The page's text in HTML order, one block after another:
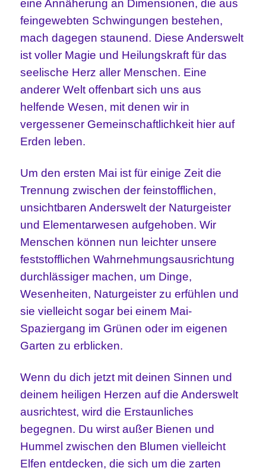
eine Annäherung an Dimensionen, die aus
feingewebten Schwingungen bestehen,
mach dagegen staunend. Diese Anderswelt
ist voller Magie und Heilungskraft für das
seelische Herz aller Menschen. Eine
anderer Welt offenbart sich uns aus
helfende Wesen, mit denen wir in
vergessener Gemeinschaftlichkeit hier auf
Erden leben.
Um den ersten Mai ist für einige Zeit die
Trennung zwischen der feinstofflichen,
unsichtbaren Anderswelt der Naturgeister
und Elementarwesen aufgehoben. Wir
Menschen können nun leichter unsere
feststofflichen Wahrnehmungsausrichtung
durchlässiger machen, um Dinge,
Wesenheiten, Naturgeister zu erfühlen und
sie vielleicht sogar bei einem Mai-
Spaziergang im Grünen oder im eigenen
Garten zu erblicken.
Wenn du dich jetzt mit deinen Sinnen und
deinem heiligen Herzen auf die Anderswelt
ausrichtest, wird die Erstaunliches
begegnen. Du wirst außer Bienen und
Hummel zwischen den Blumen vielleicht
Elfen entdecken, die sich um die zarten